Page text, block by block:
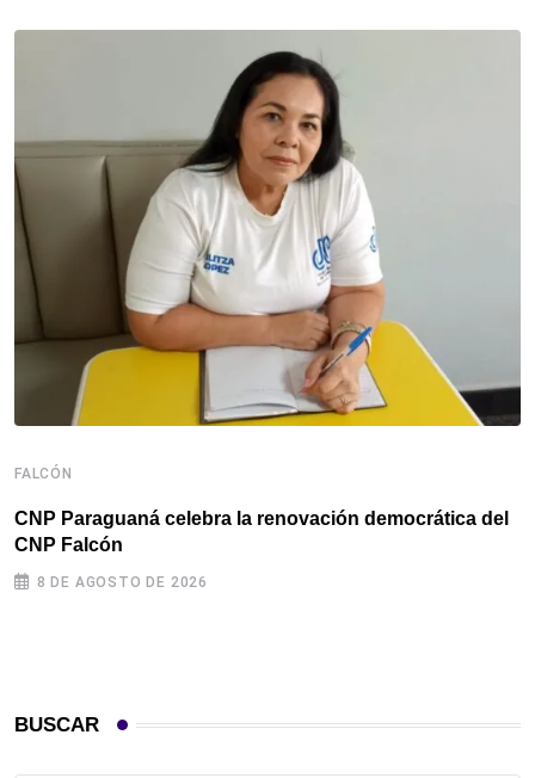
FALCÓN
CNP Paraguaná celebra la renovación democrática del
CNP Falcón
8 DE AGOSTO DE 2026
BUSCAR